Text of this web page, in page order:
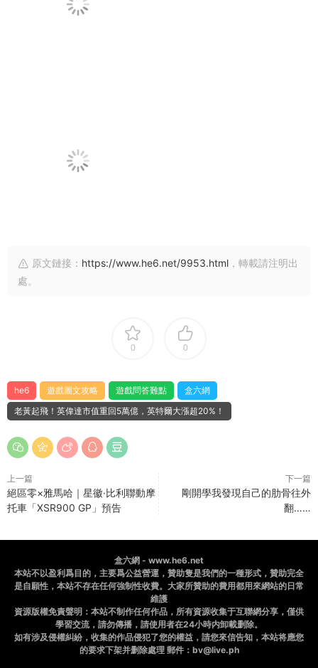
原文鏈接： https://www.he6.net/9953.html ，轉載請注明出
處。
0 0
he6 遊戲圖文攻略 遊戲問答難點
盒六網
老黃起飛！英偉達市值重回5萬億，英特爾大漲超20%！
上一篇
絕區零×雅馬哈｜星徽·比利聯動摩
托車「XSR900 GP」預告
下一篇
剛開學我發現自己的肋骨往外
翻……
盒六網 - www.he6.net
本站不以盈利爲目的，主要爲公益營運，贊助隻是我們的一種形式，贊助完全
是自願性，本站不存在任何強制性收費。大家所贊助的費用都用來網站的日常
維護
資源版權免責聲明：本站不制作任何作品，所有資源收集于互聯網分享，僅供
學習交流，請勿傳播，請使用者在24小時内卸載删除。
如有涉及侵權糾紛，收集的作品侵犯了您的權益，請您來信告知，本站将應您
的要求下架并删除處理 郵件：bv@live.ph